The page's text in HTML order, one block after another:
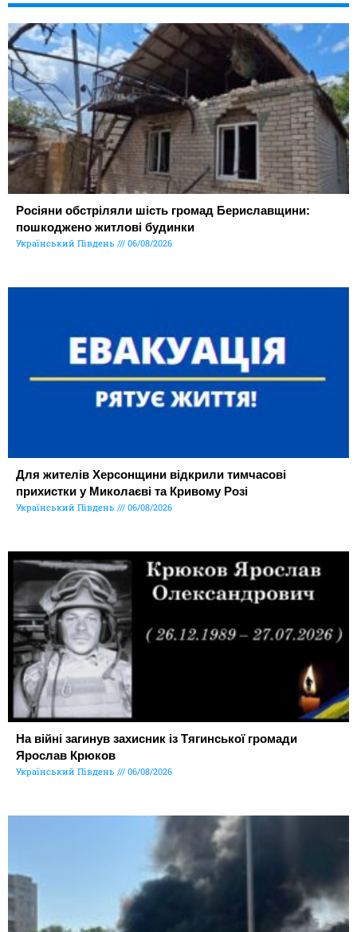
Росіяни обстріляли шість громад Бериславщини:
пошкоджено житлові будинки
Український Південь 06/08/2026
Для жителів Херсонщини відкрили тимчасові
прихистки у Миколаєві та Кривому Розі
Український Південь 06/08/2026
На війні загинув захисник із Тягинської громади
Ярослав Крюков
Український Південь 06/08/2026